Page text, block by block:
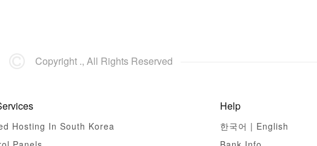
Copyright ., All Rights Reserved
Hosting In South Korea
Help
한국어 | English